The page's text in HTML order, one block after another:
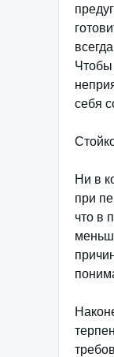
Чтобы
себя
Ни в
при
что в